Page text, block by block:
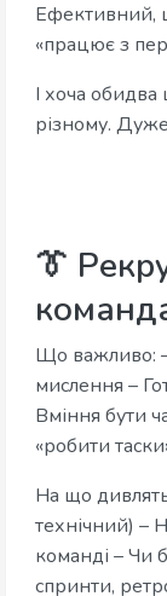
Ефективний,
«працює з
І хоча
різному.
👔
Що важливо: –
мислення –
Вміння бути
«робити
На що
технічний) –
команді – Чи
спринти,